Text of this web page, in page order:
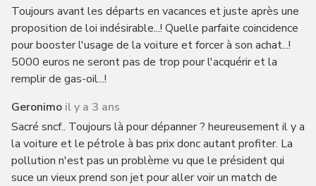
Toujours avant les départs en vacances et juste après une
proposition de loi indésirable...! Quelle parfaite coincidence
pour booster l'usage de la voiture et forcer à son achat...!
5000 euros ne seront pas de trop pour l'acquérir et la
remplir de gas-oil...!
Geronimo il y a 3 ans
Sacré sncf.. Toujours là pour dépanner ? heureusement il y a
la voiture et le pétrole à bas prix donc autant profiter. La
pollution n'est pas un problème vu que le président qui
suce un vieux prend son jet pour aller voir un match de